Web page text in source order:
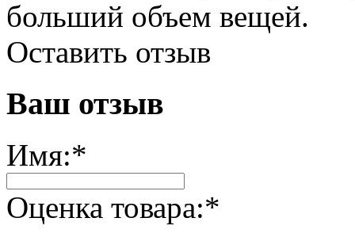
больший объем вещей.
Оставить отзыв
Ваш отзыв
Имя:*
Оценка товара:*